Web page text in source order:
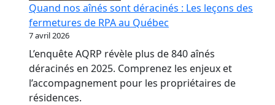
Quand nos aînés sont déracinés : Les leçons des
fermetures de RPA au Québec
7 avril 2026
L’enquête AQRP révèle plus de 840 aînés
déracinés en 2025. Comprenez les enjeux et
l’accompagnement pour les propriétaires de
résidences.